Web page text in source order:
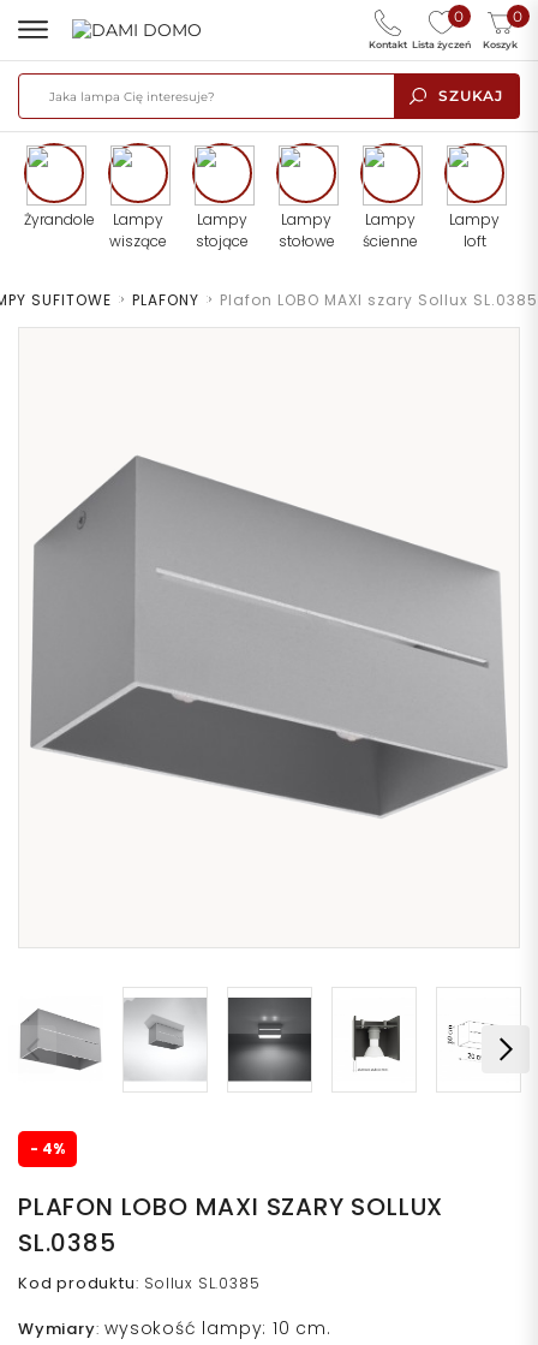
SZUKAJ
0
Lista życzeń
0
Koszyk
Kontakt
Żyrandole
Lampy
wiszące
Lampy
stojące
Lampy
stołowe
Lampy
ścienne
Lampy
loft
SUFITOWE > PLAFONY > Plafon LOBO MAXI szary Sollux SL.0385
- 4%
PLAFON LOBO MAXI SZARY SOLLUX
SL.0385
Kod produktu: Sollux SL.0385
Wymiary: wysokość lampy: 10 cm.